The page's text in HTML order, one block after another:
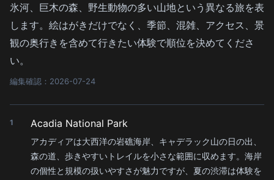
氷河、巨木の森、野生動物の多い山地という異なる旅を表
します。絵はがきだけでなく、季節、混雑、アクセス、景
観の奥行きを含めて行きたい体験で順位を決めてくださ
い。
編集確認：2026-07-24
1 Acadia National Park
アカディアは大西洋の岩礁海岸、キャデラック山の日の出、
森の道、歩きやすいトレイルを小さな範囲に収めます。海岸
の個性と規模の扱いやすさが魅力ですが、夏の渋滞は体験を